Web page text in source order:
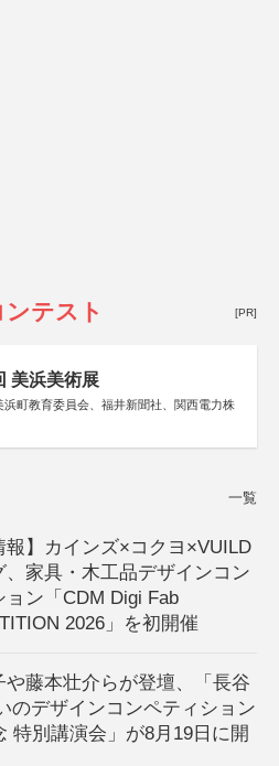
テスト [PR]
美浜美術展
浜町教育委員会、福井新聞社、関西電力株
一覧
報】カインズ×コクヨ×VUILD
、家具・木工品デザインコン
ョン「CDM Digi Fab
2026」を初開催
や藤本壮介らが登壇、「長谷
のデザインコンペティション
特別講演会」が8月19日に開